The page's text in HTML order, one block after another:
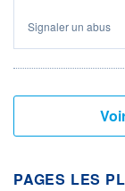
Signaler un abus
PAGES LES